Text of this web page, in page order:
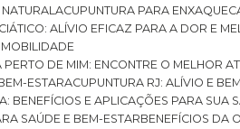
ACUPUNTURA PARA
CIÁTICO: ALÍVIO EFICAZ PARA A DOR E
MOBILIDADE
PERTO DE MIM: ENCONTRE O MELHOR
ESTAR
ACUPUNTURA RJ: ALÍVIO E
BENEFÍCIOS E APLICAÇÕES PARA SUA
SAÚDE E BEM-ESTAR
BENEFÍCIOS DA